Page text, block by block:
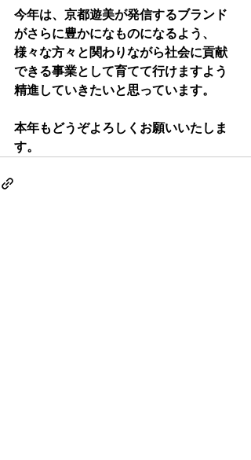
今年は、京都遊美が発信するブランド
がさらに豊かになものになるよう、
様々な方々と関わりながら社会に貢献
できる事業として育てて行けますよう
精進していきたいと思っています。
本年もどうぞよろしくお願いいたしま
す。